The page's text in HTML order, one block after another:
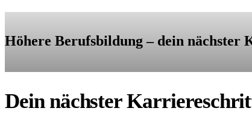
Höhere Berufsbildung – dein nächster
Dein nächster